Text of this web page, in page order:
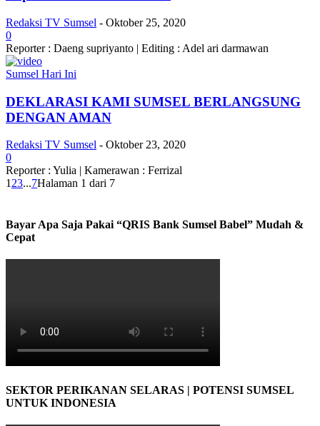
Redaksi TV Sumsel - Oktober 25, 2020
0
Reporter : Daeng supriyanto | Editing : Adel ari darmawan
Sumsel Hari Ini
DEKLARASI KAMI SUMSEL BERLANGSUNG
DENGAN AMAN
Redaksi TV Sumsel - Oktober 23, 2020
0
Reporter : Yulia | Kamerawan : Ferrizal
1 23...7Halaman 1 dari 7
Bayar Apa Saja Pakai “QRIS Bank Sumsel Babel” Mudah &
Cepat
SEKTOR PERIKANAN SELARAS | POTENSI SUMSEL
UNTUK INDONESIA